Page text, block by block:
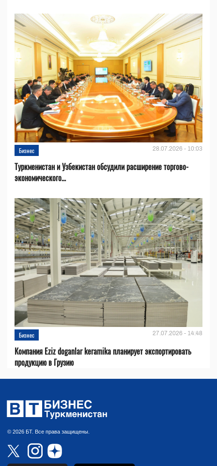
Бизнес 28.07.2026 - 10:03
Туркменистан и Узбекистан обсудили расширение торгово-
экономического...
Бизнес 27.07.2026 - 14:48
Компания Eziz doganlar keramika планирует экспортировать
продукцию в Грузию
© 2026 БТ. Все права защищены.